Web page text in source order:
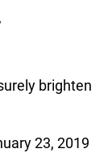
brighten
23, 2019